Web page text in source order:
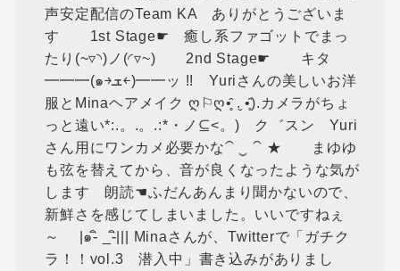
声安定配信のTeam KA ありがとうございま
す 1st Stage☛ 癒し系ファゴットでまっ
たり(~▿◝)ノ(◜▿~) 2nd Stage☛ キタ
━━━(๑￫ܫ￩)━━ッ !! Yuriさんの美しいお洋
服とMinaヘアメイク ღ⚐ღ•̥̑ .̮ •̥̑).カメラがちょ
っと遠い*:.。.。.:*・ノ⊆<。) ク゛スン Yuri
さん用にワンカメ必要かな⁀ ‿ ⁀ ★ まゆゆ
も弦を替えてから、音が良くなったような気が
します 朗読☚ふだんあんまり聞かないので、
新鮮さを感じてしまいました。いいですねぇ
～ |๑-ิ _-ิ||| Minaさんが、Twitterで「ガチク
ラ！！vol.3 潜入中」書き込みがありまし